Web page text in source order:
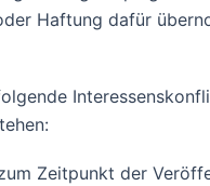
Haftung dafür
Zeitpunkt der